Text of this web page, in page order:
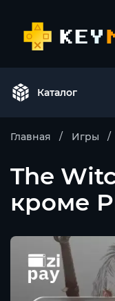
Каталог
Главная Игры
The
кроме